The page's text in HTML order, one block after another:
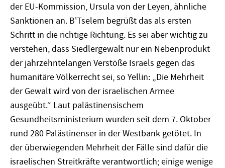
der EU-Kommission, Ursula von der Leyen, ähnliche
Sanktionen an. B'Tselem begrüßt das als ersten
Schritt in die richtige Richtung. Es sei aber wichtig zu
verstehen, dass Siedlergewalt nur ein Nebenprodukt
der jahrzehntelangen Verstöße Israels gegen das
humanitäre Völkerrecht sei, so Yellin: „Die Mehrheit
der Gewalt wird von der israelischen Armee
ausgeübt.“ Laut palästinensischem
Gesundheitsministerium wurden seit dem 7. Oktober
rund 280 Palästinenser in der Westbank getötet. In
der überwiegenden Mehrheit der Fälle sind dafür die
israelischen Streitkräfte verantwortlich; einige wenige